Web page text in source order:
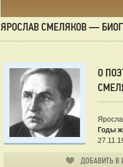
ЯРОСЛАВ СМЕЛЯКОВ —
О
Годы
ДОБАВИТЬ В